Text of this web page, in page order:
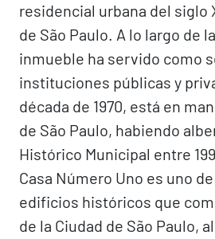
residencial urbana del siglo
de São Paulo. A lo largo de
inmueble ha servido como
instituciones públicas y
década de 1970, está en
de São Paulo, habiendo
Histórico Municipal entre
Casa Número Uno es uno
edificios históricos que
de la Ciudad de São Paulo,